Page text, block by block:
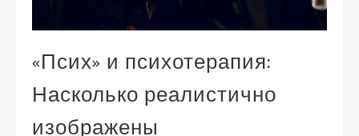
«Псих» и психотерапия:
Насколько реалистично
изображены